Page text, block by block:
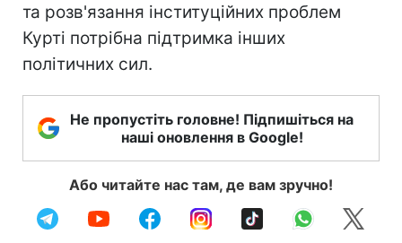
та розв'язання інституційних проблем
Курті потрібна підтримка інших
політичних сил.
Не пропустіть головне! Підпишіться на
наші оновлення в Google!
Або читайте нас там, де вам зручно!